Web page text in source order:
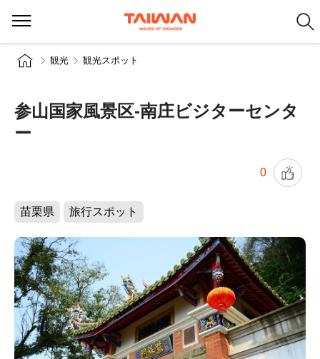
観光 観光スポット
参山国家風景区-南庄ビジターセンタ
ー
0
苗栗県 旅行スポット